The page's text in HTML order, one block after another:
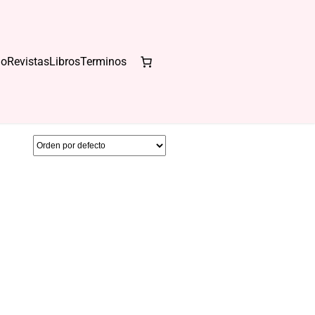
RevistasLibrosTerminos